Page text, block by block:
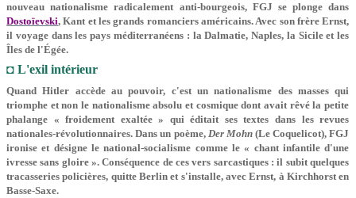
nouveau nationalisme radicalement anti-bourgeois, FGJ se plonge dans
Dostoïevski, Kant et les grands romanciers américains. Avec son frère Ernst,
il voyage dans les pays méditerranéens : la Dalmatie, Naples, la Sicile et les
Îles de l'Égée.
◘ L'exil intérieur
Quand Hitler accède au pouvoir, c'est un nationalisme des masses qui
triomphe et non le nationalisme absolu et cosmique dont avait rêvé la petite
phalange « froidement exaltée » qui éditait ses textes dans les revues
nationales-révolutionnaires. Dans un poème, Der Mohn(Le Coquelicot), FGJ
ironise et désigne le national-socialisme comme le « chant infantile d'une
ivresse sans gloire ». Conséquence de ces vers sarcastiques : il subit quelques
tracasseries policières, quitte Berlin et s'installe, avec Ernst, à Kirchhorst en
Basse-Saxe.